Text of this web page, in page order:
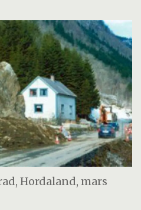
Hordaland, mars